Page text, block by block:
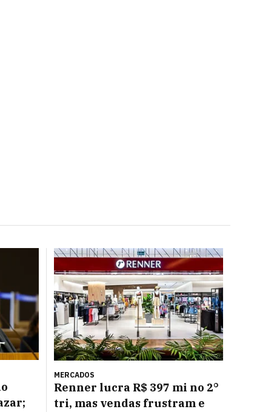
MERCADOS
Renner lucra R$ 397 mi no 2°
tri, mas vendas frustram e